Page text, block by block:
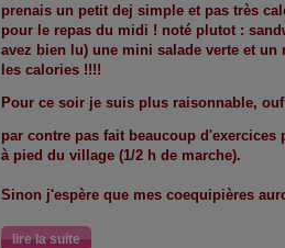
prenais un petit dej simple et pas très
pour le repas du midi ! noté plutot :
avez bien lu) une mini salade verte et
les calories !!!!
Pour ce soir je suis plus raisonnable,
par contre pas fait beaucoup d'exercices
à pied du village (1/2 h de marche).
Sinon j'espère que mes coequipières
lire la suite